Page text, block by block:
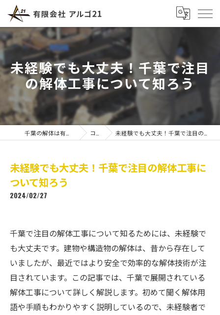
未経験でも大丈夫！千葉で注目
の解体工事について知ろう
コラム 未経験でも大丈夫！千葉で注目の解体工事について知ろう
未経験でも大丈夫！千葉で注目の解体工事に
ついて知ろう
2024/02/27
千葉で注目の解体工事について知るためには、未経験で
も大丈夫です。建物や構造物の解体は、昔から存在して
いましたが、最近ではより安全で効率的な解体技術が注
目されています。この記事では、千葉で展開されている
解体工事について詳しく解説します。初めて聞く解体用
語や手順もわかりやすく説明しているので、未経験者で